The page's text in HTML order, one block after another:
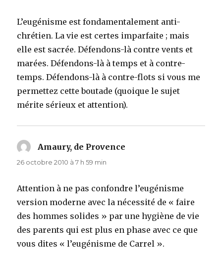
L’eugénisme est fondamentalement anti-
chrétien. La vie est certes imparfaite ; mais
elle est sacrée. Défendons-là contre vents et
marées. Défendons-là à temps et à contre-
temps. Défendons-là à contre-flots si vous me
permettez cette boutade (quoique le sujet
mérite sérieux et attention).
Amaury, de Provence
26 octobre 2010 à 7 h 59 min
Attention à ne pas confondre l’eugénisme
version moderne avec la nécessité de « faire
des hommes solides » par une hygiène de vie
des parents qui est plus en phase avec ce que
vous dites « l’eugénisme de Carrel ».